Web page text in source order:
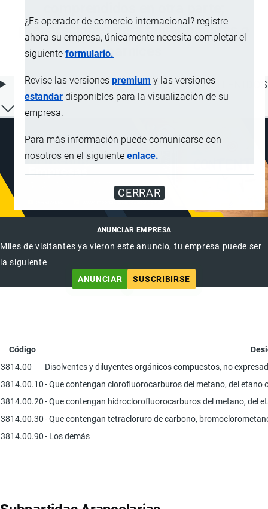
¿Es operador de comercio internacional? registre
ahora su empresa, únicamente necesita completar el
siguienteformulario.
Revise las versionespremium y las versiones
estandar disponibles para la visualización de su
empresa.
Para más información puede comunicarse con
nosotros en el siguienteenlace.
CERRAR
preparaciones para quitar pinturas o
barnices
ÍNDICE DE CONTENIDOS
ANUNCIAR EMPRESA
Miles de visitantes ya vieron este anuncio, tu empresa puede ser
la siguiente
ANUNCIAR
SUSCRIBIRSE
Código
3814.00
Disolventes y diluyentes orgánicos compuestos, no
3814.00.10- Que contengan clorofluorocarburos del metano, del
3814.00.20- Que contengan hidroclorofluorocarburos del metano, del
3814.00.30- Que contengan tetracloruro de carbono,
3814.00.90- Los demás